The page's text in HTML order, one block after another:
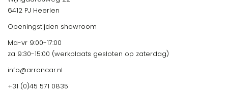
6412 PJ Heerlen
Openingstijden showroom
Ma-vr 9:00-17:00
za 9:30-15:00 (werkplaats gesloten op zaterdag)
info@arrancar.nl
+31 (0)45 571 0835